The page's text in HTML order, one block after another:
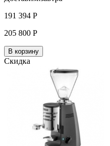
191 394 Р
205 800 Р
В корзину
Скидка